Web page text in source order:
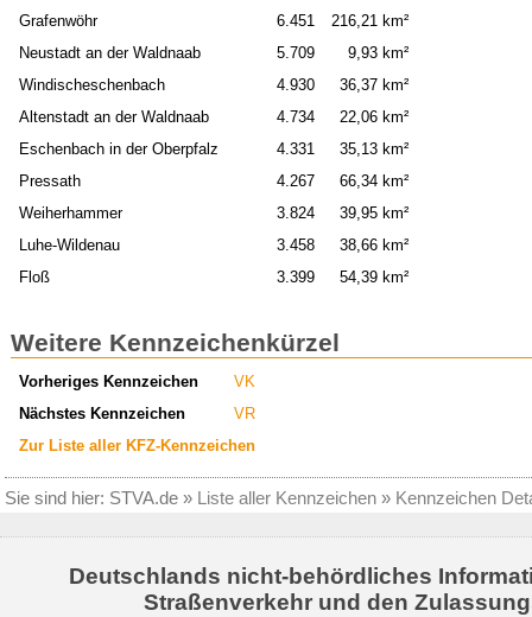
Grafenwöhr
6.451
216,21 km²
Neustadt an der Waldnaab
5.709
9,93 km²
Windischeschenbach
4.930
36,37 km²
Altenstadt an der Waldnaab
4.734
22,06 km²
Eschenbach in der Oberpfalz
4.331
35,13 km²
Pressath
4.267
66,34 km²
Weiherhammer
3.824
39,95 km²
Luhe-Wildenau
3.458
38,66 km²
Floß
3.399 54,39 km²
Weitere Kennzeichenkürzel
Vorheriges Kennzeichen
VK
Nächstes Kennzeichen
VR
Zur Liste aller KFZ-Kennzeichen
Sie sind hier: STVA.de » Liste aller Kennzeichen » Kennzeichen
Deutschlands nicht-behördliches
Straßenverkehr und den